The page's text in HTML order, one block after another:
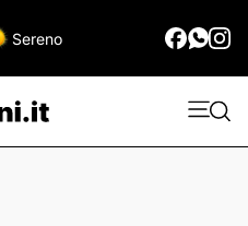
Sereno